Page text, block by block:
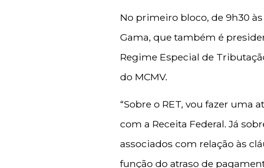
No primeiro bloco, de 9h30
Gama, que também é
Regime Especial de
do MCMV.
“Sobre o RET, vou fazer uma
com a Receita Federal. Já
associados com relação às
função do atraso de